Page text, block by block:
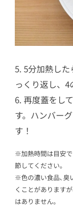
5. 5分加熱し
っくり返し、4
6. 再度蓋をし
す。ハンバー
す！
※加熱時間は目安
節してください。
※色の濃い食品､臭
くことがあります
はありません｡